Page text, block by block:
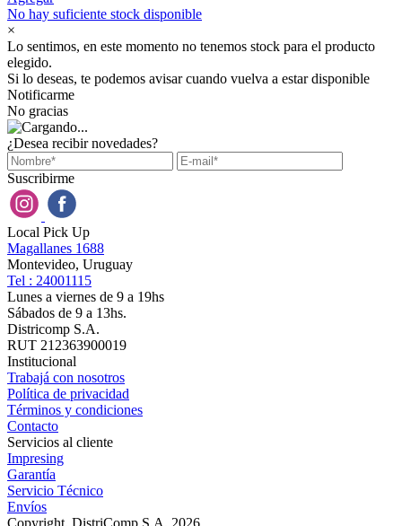
No hay suficiente stock disponible
×
Lo sentimos, en este momento no tenemos stock para el producto
elegido.
Si lo deseas, te podemos avisar cuando vuelva a estar disponible
Notificarme
No gracias
¿Desea recibir novedades?
Suscribirme
Local Pick Up
Magallanes 1688
Montevideo, Uruguay
Tel : 24001115
Lunes a viernes de 9 a 19hs
Sábados de 9 a 13hs.
Districomp S.A.
RUT 212363900019
Institucional
Trabajá con nosotros
Política de privacidad
Términos y condiciones
Contacto
Servicios al cliente
Impresing
Garantía
Servicio Técnico
Envíos
Copyright, DistriComp S.A. 2026